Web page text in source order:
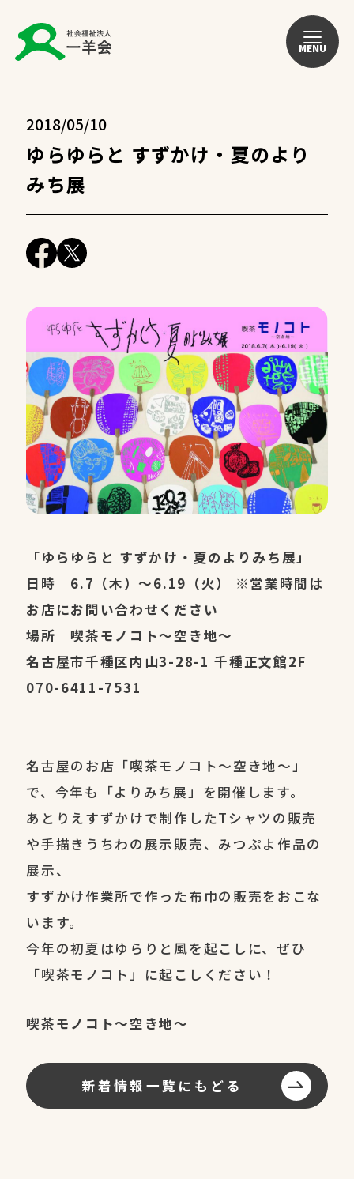
MENU
2018/05/10
ゆらゆらと すずかけ・夏のより
みち展
「ゆらゆらと すずかけ・夏のよりみち展」
日時 6.7（木）〜6.19（火） ※営業時間は
お店にお問い合わせください
場所 喫茶モノコト〜空き地〜
名古屋市千種区内山3-28-1 千種正文館2F
070-6411-7531
名古屋のお店「喫茶モノコト〜空き地〜」
で、今年も「よりみち展」を開催します。
あとりえすずかけで制作したTシャツの販売
や手描きうちわの展示販売、みつぷよ作品の
展示、
すずかけ作業所で作った布巾の販売をおこな
います。
今年の初夏はゆらりと風を起こしに、ぜひ
「喫茶モノコト」に起こしください！
喫茶モノコト〜空き地〜
新着情報一覧にもどる